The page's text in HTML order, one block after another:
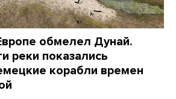
обмелел Дунай.
реки показались
корабли времен